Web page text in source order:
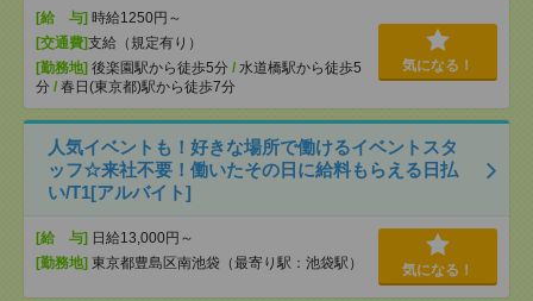
[給 与] 時給1250円～
[交通費]支給（規定有り）
[勤務地] 後楽園駅から徒歩5分 / 水道橋駅から徒歩5
分 / 春日(東京都)駅から徒歩7分
気になる！
人気イベントも！好きな場所で働けるイベントスタ
ッフ☆来社不要！働いたその日に給料もらえる日払
い/T1[アルバイト]
[給 与] 日給13,000円～
[勤務地] 東京都豊島区南池袋（最寄り駅：池袋駅） 気になる！